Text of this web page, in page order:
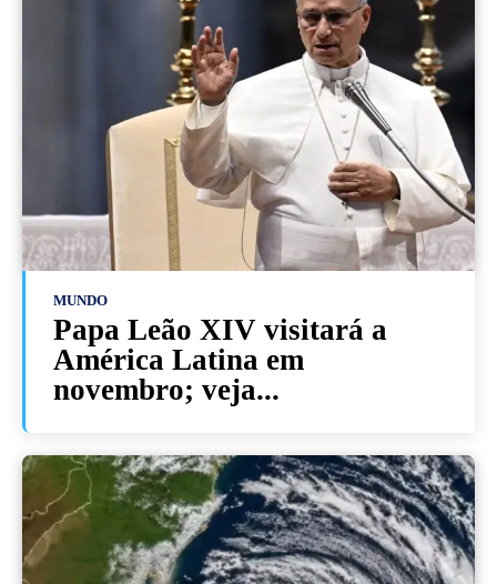
MUNDO
Papa Leão XIV visitará a
América Latina em
novembro; veja...